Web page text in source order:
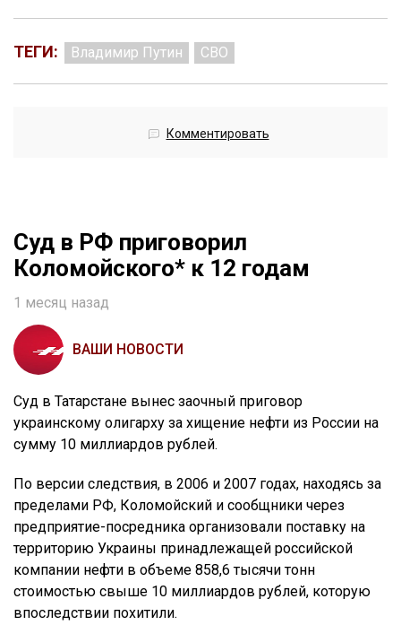
ТЕГИ: Владимир Путин СВО
Комментировать
Суд в РФ приговорил
Коломойского* к 12 годам
1 месяц назад
ВАШИ НОВОСТИ
Суд в Татарстане вынес заочный приговор
украинскому олигарху за хищение нефти из России на
сумму 10 миллиардов рублей.
По версии следствия, в 2006 и 2007 годах, находясь за
пределами РФ, Коломойский и сообщники через
предприятие-посредника организовали поставку на
территорию Украины принадлежащей российской
компании нефти в объеме 858,6 тысячи тонн
стоимостью свыше 10 миллиардов рублей, которую
впоследствии похитили.